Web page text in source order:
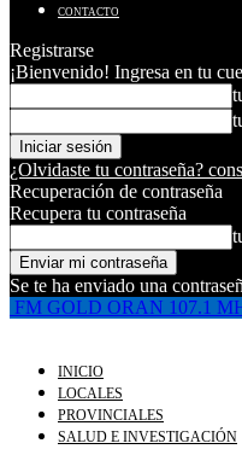
CONTACTO
Registrarse
¡Bienvenido! Ingresa en tu
¿Olvidaste tu contraseña?
Recuperación de contraseña
Recupera tu contraseña
Se te ha enviado una
FM GOLD ORAN 107.1
INICIO
LOCALES
PROVINCIALES
SALUD E INVESTIGACIÓN